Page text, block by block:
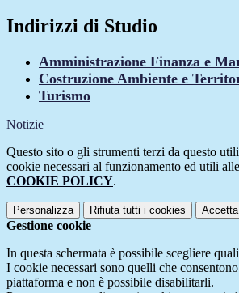
Indirizzi di Studio
Amministrazione Finanza e
Costruzione Ambiente e
Turismo
Notizie
Questo sito o gli strumenti terzi da questo
cookie necessari al funzionamento ed utili
COOKIE POLICY.
Personalizza Rifiuta tutti i cookies
Gestione cookie
In questa schermata è possibile scegliere
I cookie necessari sono quelli che
piattaforma e non è possibile disabilitarli.